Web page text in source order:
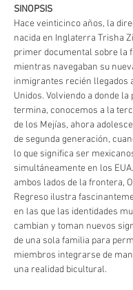
SINOPSIS
Hace veinticinco años, la
nacida en Inglaterra Trisha
primer documental sobre la
mientras navegaban su
inmigrantes recién llegados
Unidos. Volviendo a donde la
termina, conocemos a la
de los Mejías, ahora
de segunda generación,
lo que significa ser
simultáneamente en los
ambos lados de la frontera,
Regreso ilustra
en las que las identidades
cambian y toman nuevos
de una sola familia para
miembros integrarse de
una realidad bicultural.